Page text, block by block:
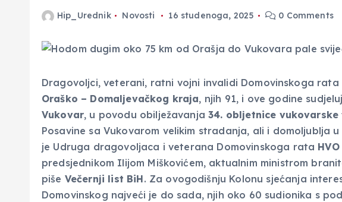
Hip_Urednik Novosti 16 studenoga, 2025 0 Comments
Dragovoljci, veterani, ratni vojni invalidi Domovinskoga rata
Oraško – Domaljevačkog kraja, njih 91, i ove godine
Vukovar, u povodu obilježavanja34. obljetnice
Posavine sa Vukovarom velikim stradanja, ali i domoljublja
je Udruga dragovoljaca i veterana Domovinskoga rata
predsjednikom Ilijom Miškovićem, aktualnim ministrom
piše Večernji list BiH. Za ovogodišnju Kolonu sjećanja
Domovinskog najveći je do sada, njih oko 60 sudionika s